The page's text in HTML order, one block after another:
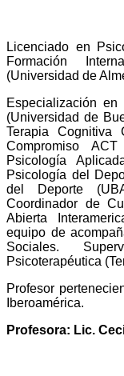
Licenciado en
Formación
(Universidad de
Especialización
(Universidad de
Terapia Cognitiva
Compromiso
Psicología
Psicología del
del Deporte
Coordinador de
Abierta
equipo de
Sociales.
Psicoterapéutica
Profesor
Iberoamérica.
Profesora: Lic.